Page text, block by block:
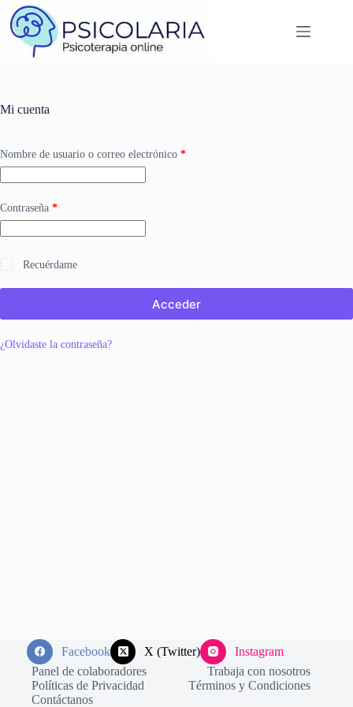
Saltar
contenido
Mi cuenta
Nombre de usuario o correo electrónico *Obligatorio
Contraseña *Obligatorio
Recuérdame
Acceder
¿Olvidaste la contraseña?
Facebook X (Twitter)
Instagram
Panel de colaboradores
Trabaja con nosotros
Políticas de Privacidad
Términos y Condiciones
Contáctanos